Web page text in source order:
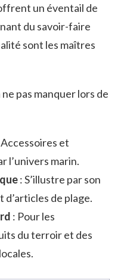
un éventail de
du savoir-faire
sont les maîtres
pas manquer lors de
et
l’univers marin.
: S’illustre par son
de plage.
: Pour les
du terroir et des